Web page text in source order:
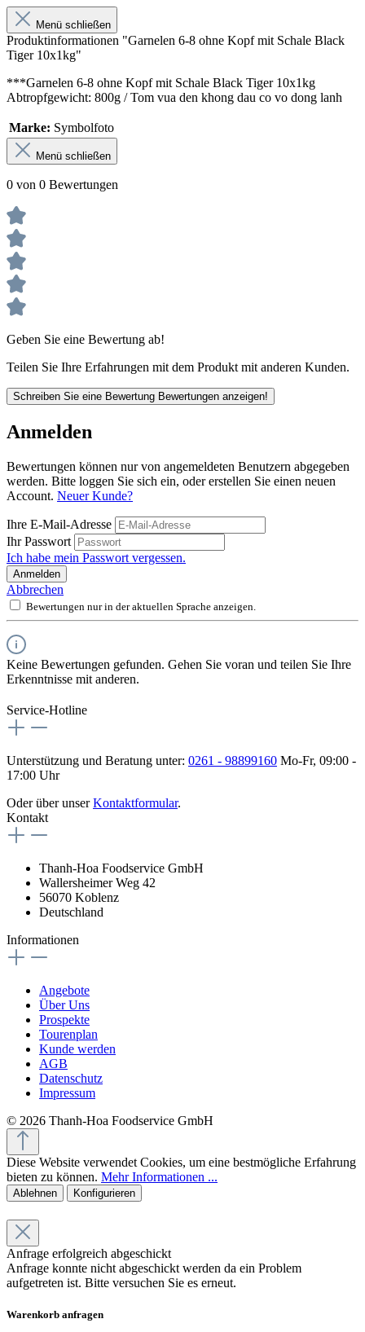
Menü schließen
Produktinformationen "Garnelen 6-8 ohne Kopf mit Schale Black
Tiger 10x1kg"
***Garnelen 6-8 ohne Kopf mit Schale Black Tiger 10x1kg
Abtropfgewicht: 800g / Tom vua den khong dau co vo dong lanh
Marke: Symbolfoto
Menü schließen
0 von 0 Bewertungen
Geben Sie eine Bewertung ab!
Teilen Sie Ihre Erfahrungen mit dem Produkt mit anderen Kunden.
Schreiben Sie eine Bewertung Bewertungen anzeigen!
Anmelden
Bewertungen können nur von angemeldeten Benutzern abgegeben
werden. Bitte loggen Sie sich ein, oder erstellen Sie einen neuen
Account. Neuer Kunde?
Ihre E-Mail-Adresse
Ihr Passwort
Ich habe mein Passwort vergessen.
Anmelden
Abbrechen
Bewertungen nur in der aktuellen Sprache anzeigen.
Keine Bewertungen gefunden. Gehen Sie voran und teilen Sie Ihre
Erkenntnisse mit anderen.
Service-Hotline
Unterstützung und Beratung unter: 0261 - 98899160 Mo-Fr, 09:00 -
17:00 Uhr
Oder über unserKontaktformular.
Kontakt
Thanh-Hoa Foodservice GmbH
Wallersheimer Weg 42
56070 Koblenz
Deutschland
Informationen
Angebote
Über Uns
Prospekte
Tourenplan
Kunde werden
AGB
Datenschutz
Impressum
© 2026 Thanh-Hoa Foodservice GmbH
Diese Website verwendet Cookies, um eine bestmögliche Erfahrung
bieten zu können. Mehr Informationen ...
Ablehnen Konfigurieren
Anfrage erfolgreich abgeschickt
Anfrage konnte nicht abgeschickt werden da ein Problem
aufgetreten ist. Bitte versuchen Sie es erneut.
Warenkorb anfragen